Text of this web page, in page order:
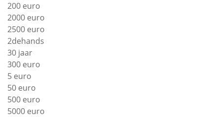
200 euro
2000 euro
2500 euro
2dehands
30 jaar
300 euro
5 euro
50 euro
500 euro
5000 euro